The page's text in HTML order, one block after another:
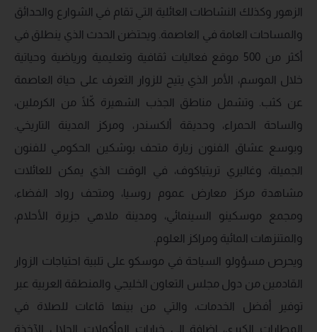
الزهور وكذلك النشاطات العائلية التي تقام في الشوارع والحدائق
والمساحات العامة في العاصمة. ويحتضن الحدث الذي ينطلق في
أكثر من 500 موقع فعاليات ثقافية وتعليمية ورياضية وحياتية
خلال الموسم، الأمر الذي يتيح للزوار التعرف على حياة العاصمة
عن كثب. وتشمل مناطق الجذب الشهيرة كّلًا من الكرملين،
والساحة الحمراء، وحديقة ألكسندر، ومركز المدينة التاريخي.
وبوسع عشاق الفنون زيارة متحف بوشكين الحكومي للفنون
الجميلة، وغاليري تريتياكوف، في الوقت الذي يمكن للعائلات
مشاهدة مركز معارض عموم روسيا، ومتحف رواد الفضاء،
ومجمع موسكينو السينمائي، ومدينة ملاهي جزيرة الأحلام،
والمتنزهات المائية ومراكز العلوم.
ويحرص مسؤولو السياحة في موسكو على تلبية احتياجات الزوار
القادمين من دول مجلس التعاون الخليجي والمنطقة العربية عبر
توفير أفضل الخدمات، والتي من بينها قاعات للصلاة في
المطارات الكبرى، إضافة إلى خيارات المأكولات الحلال الآخذة